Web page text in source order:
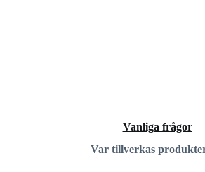
Vanliga frågor
Var tillverkas